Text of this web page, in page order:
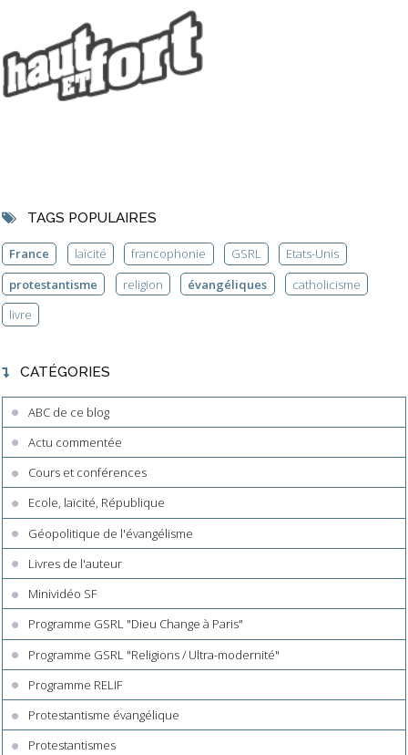
TAGS POPULAIRES
France laïcité francophonie GSRL
Etats-Unis
protestantisme
religion évangéliques
catholicisme
livre
CATÉGORIES
ABC de ce blog
Actu commentée
Cours et conférences
Ecole, laïcité, République
Géopolitique de l'évangélisme
Livres de l'auteur
Minividéo SF
Programme GSRL "Dieu Change à Paris"
Programme GSRL "Religions / Ultra-modernité"
Programme RELIF
Protestantisme évangélique
Protestantismes